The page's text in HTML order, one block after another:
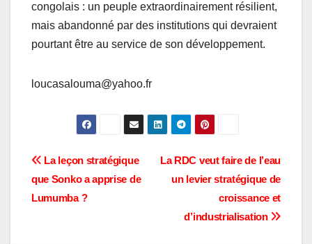
congolais : un peuple extraordinairement résilient,
mais abandonné par des institutions qui devraient
pourtant être au service de son développement.
loucasalouma@yahoo.fr
Navigation
de
La RDC veut faire de l’eau
un levier stratégique de
croissance et
d’industrialisation
La leçon stratégique
que Sonko a apprise de
Lumumba ?